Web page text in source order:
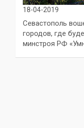
18-04-2019
Севастополь
городов, где
минстроя РФ